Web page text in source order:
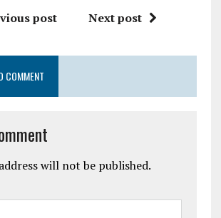
post Next post
COMMENT
will not be published.